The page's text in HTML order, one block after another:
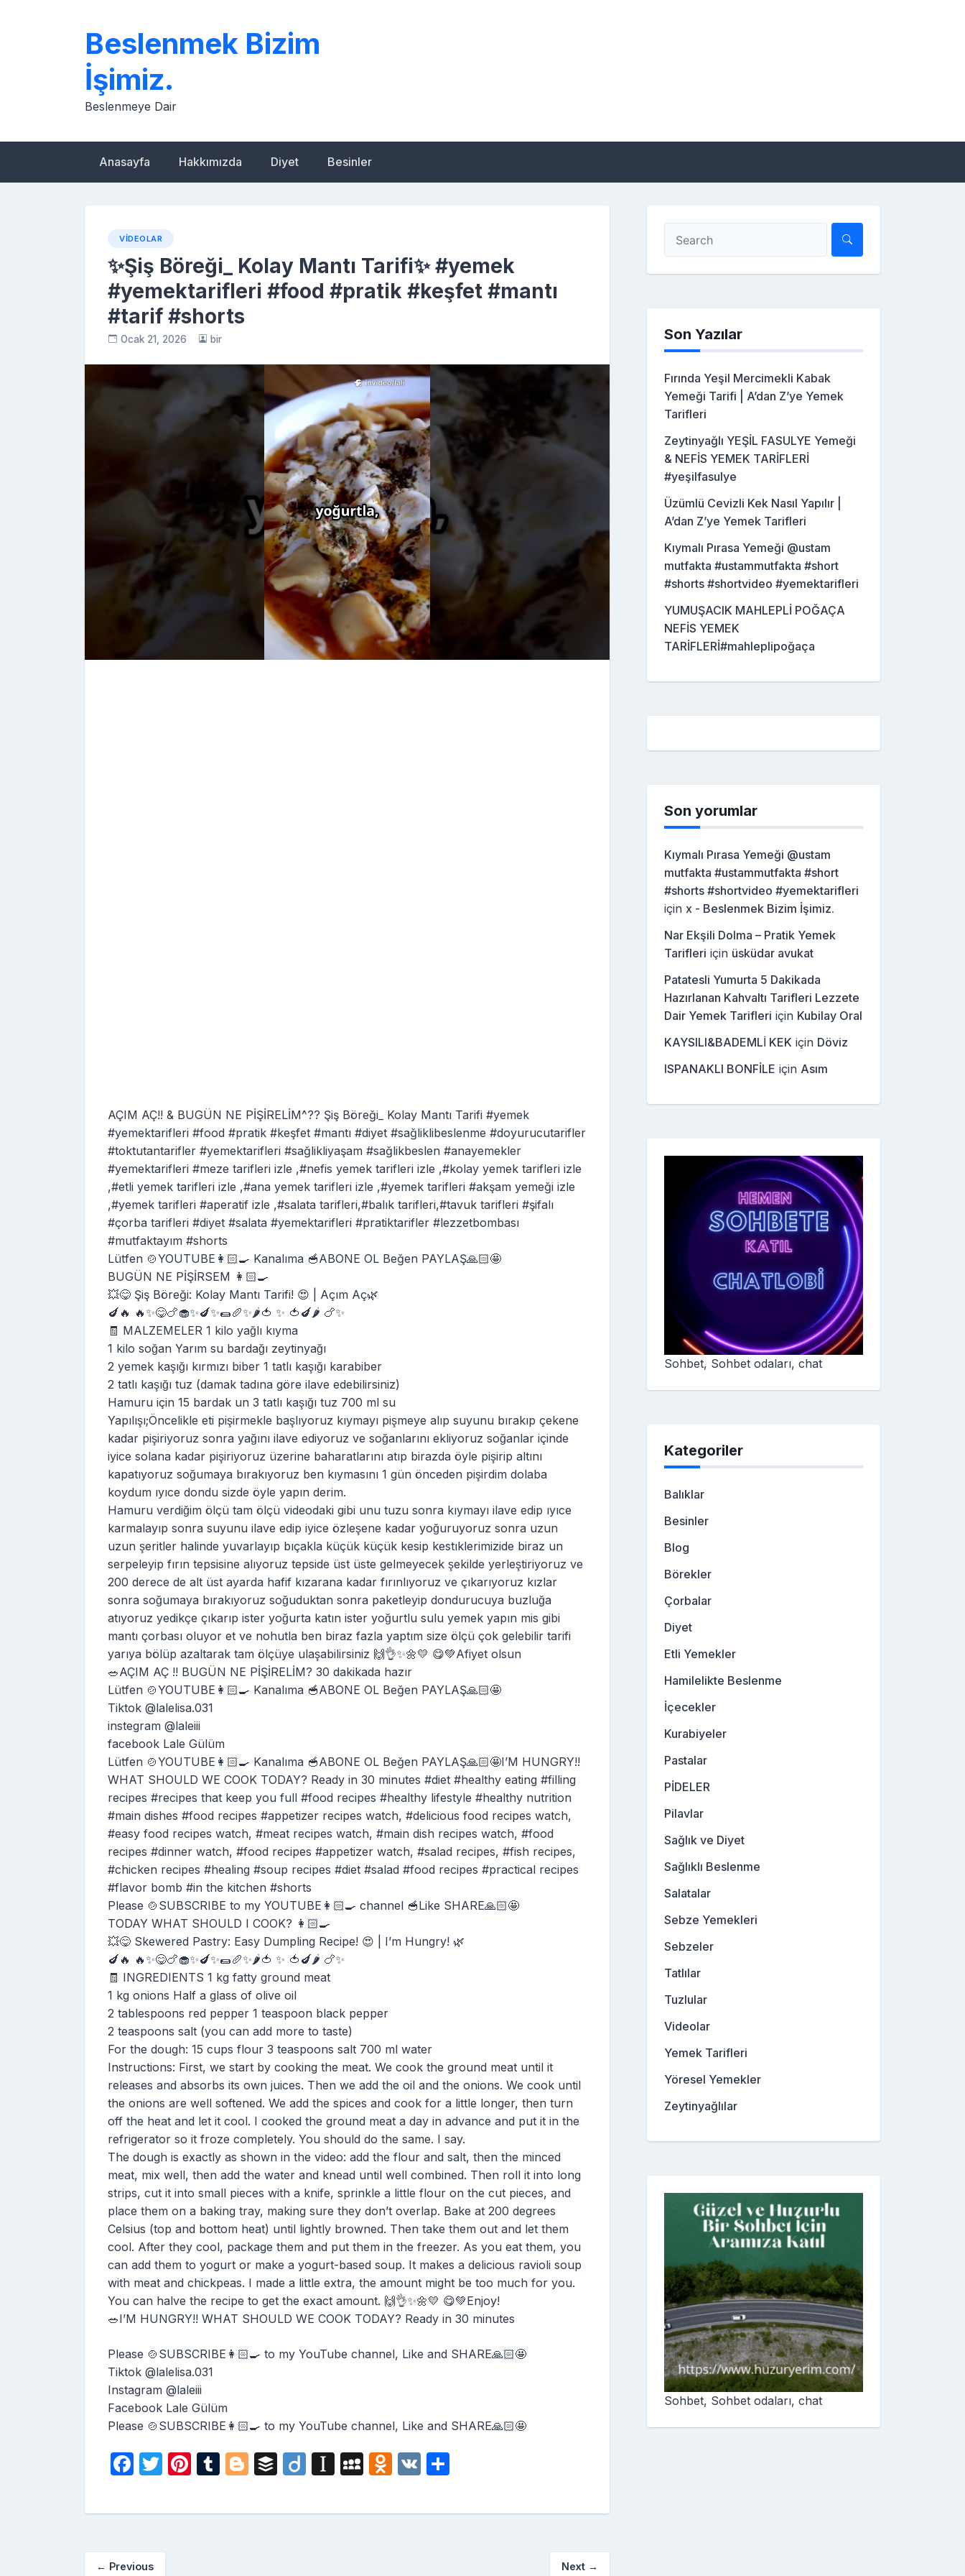
Beslenmek Bizim
İşimiz.
Beslenmeye Dair
Anasayfa Hakkımızda Diyet Besinler
VIDEOLAR
✨Şiş Böreği_ Kolay Mantı Tarifi✨ #yemek
#yemektarifleri #food #pratik #keşfet #mantı
#tarif #shorts
Ocak 21, 2026 bir
AÇIM AÇ!! & BUGÜN NE PİŞİRELİM^?? Şiş Böreği_ Kolay Mantı Tarifi #yemek
#yemektarifleri #food #pratik #keşfet #mantı #diyet #sağliklibeslenme #doyurucutarifler
#toktutantarifler #yemektarifleri #sağlikliyaşam #sağlikbeslen #anayemekler
#yemektarifleri #meze tarifleri izle ,#nefis yemek tarifleri izle ,#kolay yemek tarifleri izle
,#etli yemek tarifleri izle ,#ana yemek tarifleri izle ,#yemek tarifleri #akşam yemeği izle
,#yemek tarifleri #aperatif izle ,#salata tarifleri,#balık tarifleri,#tavuk tarifleri #şifalı
#çorba tarifleri #diyet #salata #yemektarifleri #pratiktarifler #lezzetbombası
#mutfaktayım #shorts
Lütfen 🍲YOUTUBE👩🏻‍🍳 Kanalıma 🥣ABONE OL Beğen PAYLAŞ🙏🏻🤩
BUGÜN NE PİŞİRSEM 👩🏻‍🍳
💥😋 Şiş Böreği: Kolay Mantı Tarifi! 😍 | Açım Aç🌿
🍆🔥 🔥✨😋🍗🧁✨🍆✨🌯🥖✨🌶️🍅 ✨ 🍅🍆🌶️ 🍗✨
🧾 MALZEMELER 1 kilo yağlı kıyma
1 kilo soğan Yarım su bardağı zeytinyağı
2 yemek kaşığı kırmızı biber 1 tatlı kaşığı karabiber
2 tatlı kaşığı tuz (damak tadına göre ilave edebilirsiniz)
Hamuru için 15 bardak un 3 tatlı kaşığı tuz 700 ml su
Yapılışı;Öncelikle eti pişirmekle başlıyoruz kıymayı pişmeye alıp suyunu bırakıp çekene
kadar pişiriyoruz sonra yağını ilave ediyoruz ve soğanlarını ekliyoruz soğanlar içinde
iyice solana kadar pişiriyoruz üzerine baharatlarını atıp birazda öyle pişirip altını
kapatıyoruz soğumaya bırakıyoruz ben kıymasını 1 gün önceden pişirdim dolaba
koydum ıyıce dondu sizde öyle yapın derim.
Hamuru verdiğim ölçü tam ölçü videodaki gibi unu tuzu sonra kıymayı ilave edip ıyıce
karmalayıp sonra suyunu ilave edip iyice özleşene kadar yoğuruyoruz sonra uzun
uzun şeritler halinde yuvarlayıp bıçakla küçük küçük kesip kestıklerimizide biraz un
serpeleyip fırın tepsisine alıyoruz tepside üst üste gelmeyecek şekilde yerleştiriyoruz ve
200 derece de alt üst ayarda hafif kızarana kadar fırınlıyoruz ve çıkarıyoruz kızlar
sonra soğumaya bırakıyoruz soğuduktan sonra paketleyip dondurucuya buzluğa
atıyoruz yedikçe çıkarıp ister yoğurta katın ister yoğurtlu sulu yemek yapın mis gibi
mantı çorbası oluyor et ve nohutla ben biraz fazla yaptım size ölçü çok gelebilir tarifi
yarıya bölüp azaltarak tam ölçüye ulaşabilirsiniz 🙌👌✨🌼💛 😋💚Afiyet olsun
🥗AÇIM AÇ !! BUGÜN NE PİŞİRELİM? 30 dakikada hazır
Lütfen 🍲YOUTUBE👩🏻‍🍳 Kanalıma 🥣ABONE OL Beğen PAYLAŞ🙏🏻🤩
Tiktok @lalelisa.031
instegram @laleiii
facebook Lale Gülüm
Lütfen 🍲YOUTUBE👩🏻‍🍳 Kanalıma 🥣ABONE OL Beğen PAYLAŞ🙏🏻🤩I’M HUNGRY!!
WHAT SHOULD WE COOK TODAY? Ready in 30 minutes #diet #healthy eating #filling
recipes #recipes that keep you full #food recipes #healthy lifestyle #healthy nutrition
#main dishes #food recipes #appetizer recipes watch, #delicious food recipes watch,
#easy food recipes watch, #meat recipes watch, #main dish recipes watch, #food
recipes #dinner watch, #food recipes #appetizer watch, #salad recipes, #fish recipes,
#chicken recipes #healing #soup recipes #diet #salad #food recipes #practical recipes
#flavor bomb #in the kitchen #shorts
Please 🍲SUBSCRIBE to my YOUTUBE👩🏻‍🍳 channel 🥣Like SHARE🙏🏻🤩
TODAY WHAT SHOULD I COOK? 👩🏻‍🍳
💥😋 Skewered Pastry: Easy Dumpling Recipe! 😍 | I’m Hungry! 🌿
🍆🔥 🔥✨😋🍗🧁✨🍆✨🌯🥖✨🌶️🍅 ✨ 🍅🍆🌶️ 🍗✨
🧾 INGREDIENTS 1 kg fatty ground meat
1 kg onions Half a glass of olive oil
2 tablespoons red pepper 1 teaspoon black pepper
2 teaspoons salt (you can add more to taste)
For the dough: 15 cups flour 3 teaspoons salt 700 ml water
Instructions: First, we start by cooking the meat. We cook the ground meat until it
releases and absorbs its own juices. Then we add the oil and the onions. We cook until
the onions are well softened. We add the spices and cook for a little longer, then turn
off the heat and let it cool. I cooked the ground meat a day in advance and put it in the
refrigerator so it froze completely. You should do the same. I say.
The dough is exactly as shown in the video: add the flour and salt, then the minced
meat, mix well, then add the water and knead until well combined. Then roll it into long
strips, cut it into small pieces with a knife, sprinkle a little flour on the cut pieces, and
place them on a baking tray, making sure they don’t overlap. Bake at 200 degrees
Celsius (top and bottom heat) until lightly browned. Then take them out and let them
cool. After they cool, package them and put them in the freezer. As you eat them, you
can add them to yogurt or make a yogurt-based soup. It makes a delicious ravioli soup
with meat and chickpeas. I made a little extra, the amount might be too much for you.
You can halve the recipe to get the exact amount. 🙌👌✨🌼💛 😋💚Enjoy!
🥗I’M HUNGRY!! WHAT SHOULD WE COOK TODAY? Ready in 30 minutes
Please 🍲SUBSCRIBE👩🏻‍🍳 to my YouTube channel, Like and SHARE🙏🏻🤩
Tiktok @lalelisa.031
Instagram @laleiii
Facebook Lale Gülüm
Please 🍲SUBSCRIBE👩🏻‍🍳 to my YouTube channel, Like and SHARE🙏🏻🤩
F
c
b
T
itt
Pi
er
T
m
Bl
g
B
fe
Di
o
In
a
M
S
O
n
V
ar
← Previous Next →
Son Yazılar
Fırında Yeşil Mercimekli Kabak
Yemeği Tarifi | A’dan Z’ye Yemek
Tarifleri
Zeytinyağlı YEŞİL FASULYE Yemeği
& NEFİS YEMEK TARİFLERİ
#yeşilfasulye
Üzümlü Cevizli Kek Nasıl Yapılır |
A’dan Z’ye Yemek Tarifleri
Kıymalı Pırasa Yemeği @ustam
mutfakta #ustammutfakta #short
#shorts #shortvideo #yemektarifleri
YUMUŞACIK MAHLEPLİ POĞAÇA
NEFİS YEMEK
TARİFLERİ#mahleplipoğaça
Son yorumlar
Kıymalı Pırasa Yemeği @ustam
mutfakta #ustammutfakta #short
#shorts #shortvideo #yemektarifleri
için x - Beslenmek Bizim İşimiz.
Nar Ekşili Dolma – Pratik Yemek
Tarifleri için üsküdar avukat
Patatesli Yumurta 5 Dakikada
Hazırlanan Kahvaltı Tarifleri Lezzete
Dair Yemek Tarifleri için Kubilay Oral
KAYSILI&BADEMLİ KEK için Döviz
ISPANAKLI BONFİLE için Asım
Sohbet, Sohbet odaları, chat
Kategoriler
Balıklar
Besinler
Blog
Börekler
Çorbalar
Diyet
Etli Yemekler
Hamilelikte Beslenme
İçecekler
Kurabiyeler
Pastalar
PİDELER
Pilavlar
Sağlık ve Diyet
Sağlıklı Beslenme
Salatalar
Sebze Yemekleri
Sebzeler
Tatlılar
Tuzlular
Videolar
Yemek Tarifleri
Yöresel Yemekler
Zeytinyağlılar
Sohbet, Sohbet odaları, chat